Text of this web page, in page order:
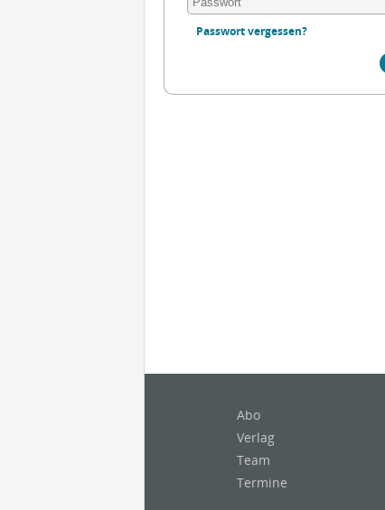
Passwort vergessen?
Abo
Verlag
Team
Termine